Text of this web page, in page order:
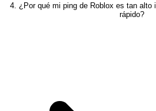
4. ¿Por qué mi ping de Roblox es tan alto
rápido?